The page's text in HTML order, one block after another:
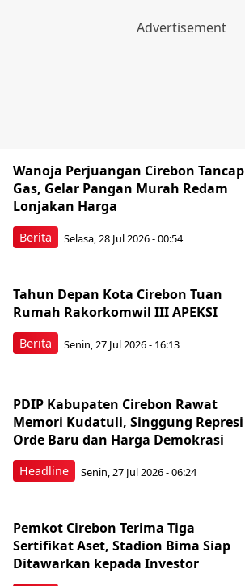
Berita
Wanoja Perjuangan Cirebon Tancap
Gas, Gelar Pangan Murah Redam
Lonjakan Harga
Selasa, 28 Jul 2026 - 00:54
Berita
Tahun Depan Kota Cirebon Tuan
Rumah Rakorkomwil III APEKSI
Senin, 27 Jul 2026 - 16:13
Headline
PDIP Kabupaten Cirebon Rawat
Memori Kudatuli, Singgung Represi
Orde Baru dan Harga Demokrasi
Senin, 27 Jul 2026 - 06:24
Pemkot Cirebon Terima Tiga
Sertifikat Aset, Stadion Bima Siap
Ditawarkan kepada Investor